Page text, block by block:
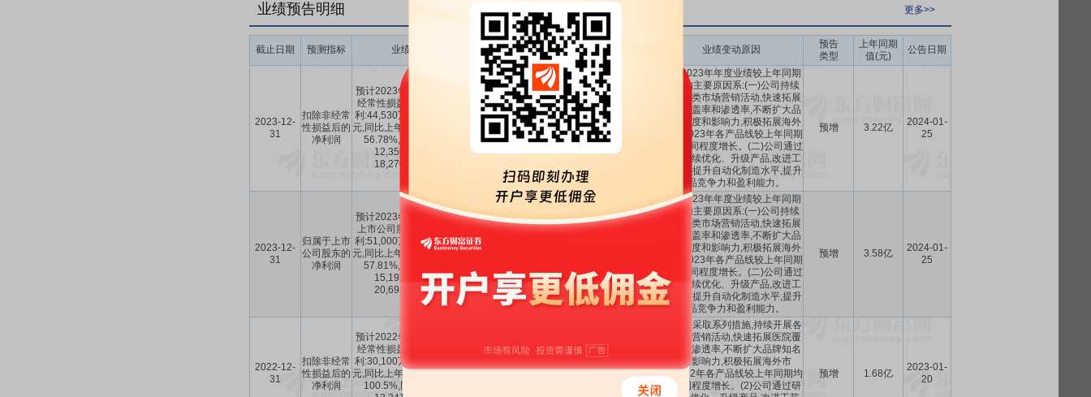
业绩预告明细 更多>>
截止日期 预测指标 业绩变动 预测数值(元) 业绩变动同比 业绩变动环比 业绩变动原因
预告
类型
上年同期
值(元)
公告日期
2023-12-
31
扣除非经常
性损益后的
净利润
预计2023年1-12月扣除非
经常性损益后的净利润盈
利:44,530万元至50,450万
元,同比上年增长:38.38%至
56.78%,同比上年增长
12,350.46万元至
18,270.46万元。
4.453亿～
5.045亿
38.38% ～
56.78%
-27.76%
22.51%
公司2023年年度业绩较上年同期
增长的主要原因系:(一)公司持续
开展各类市场营销活动,快速拓展
医院覆盖率和渗透率,不断扩大品
牌知名度和影响力,积极拓展海外
市场,2023年各产品线较上年同期
均有不同程度增长。(二)公司通过
研发持续优化、升级产品,改进工
艺,不断提升自动化制造水平,提升
产品竞争力和盈利能力。
预增 3.22亿
2024-01-
25
2023-12-
31
归属于上市
公司股东的
净利润
预计2023年1-12月归属于
上市公司股东的净利润盈
利:51,000万元至56,500万
元,同比上年增长:42.45%至
57.81%,同比上年增长
15,198.03万元至
20,698.03万元。
5.1亿～5.65亿
公司2023年年度业绩较上年同期
增长的主要原因系:(一)公司持续
开展各类市场营销活动,快速拓展
医院覆盖率和渗透率,不断扩大品
牌知名度和影响力,积极拓展海外
市场,2023年各产品线较上年同期
均有不同程度增长。(二)公司通过
研发持续优化、升级产品,改进工
艺,不断提升自动化制造水平,提升
产品竞争力和盈利能力。
预增 3.58亿
2024-01-
25
2022-12-
31
扣除非经常
性损益后的
净利润
预计2022年1-12月扣除非
经常性损益后的净利润盈
利:30,100万元至33,600万
元,同比上年增长:79.61%至
100.5%,同比上年增长
3.01亿～3.36
79.61%～
-26.23%～
11.74%
(1)公司采取系列措施,持续开展各
类市场营销活动,快速拓展医院覆
盖率和渗透率,不断扩大品牌知名
度和影响力,积极拓展海外市
场,2022年各产品线较上年同期均
有不同程度增长。(2)公司通过研
预增 1.68亿
2023-01-
20